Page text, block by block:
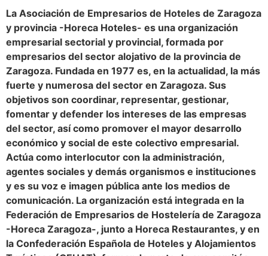
La Asociación de Empresarios de Hoteles de Zaragoza
y provincia -Horeca Hoteles- es una organización
empresarial sectorial y provincial, formada por
empresarios del sector alojativo de la provincia de
Zaragoza. Fundada en 1977 es, en la actualidad, la más
fuerte y numerosa del sector en Zaragoza. Sus
objetivos son coordinar, representar, gestionar,
fomentar y defender los intereses de las empresas
del sector, así como promover el mayor desarrollo
económico y social de este colectivo empresarial.
Actúa como interlocutor con la administración,
agentes sociales y demás organismos e instituciones
y es su voz e imagen pública ante los medios de
comunicación. La organización está integrada en la
Federación de Empresarios de Hostelería de Zaragoza
-Horeca Zaragoza-, junto a Horeca Restaurantes, y en
la Confederación Española de Hoteles y Alojamientos